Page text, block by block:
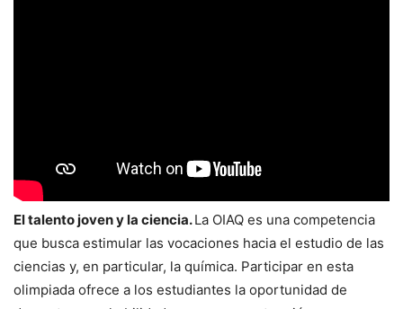
El talento joven y la ciencia.La OIAQ es una competencia
que busca estimular las vocaciones hacia el estudio de las
ciencias y, en particular, la química. Participar en esta
olimpiada ofrece a los estudiantes la oportunidad de